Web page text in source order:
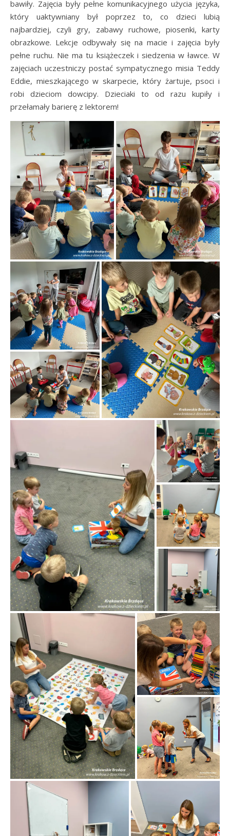
bawiły. Zajęcia były pełne komunikacyjnego użycia języka,
który uaktywniany był poprzez to, co dzieci lubią
najbardziej, czyli gry, zabawy ruchowe, piosenki, karty
obrazkowe. Lekcje odbywały się na macie i zajęcia były
pełne ruchu. Nie ma tu książeczek i siedzenia w ławce. W
zajęciach uczestniczy postać sympatycznego misia Teddy
Eddie, mieszkającego w skarpecie, który żartuje, psoci i
robi dzieciom dowcipy. Dzieciaki to od razu kupiły i
przełamały barierę z lektorem!